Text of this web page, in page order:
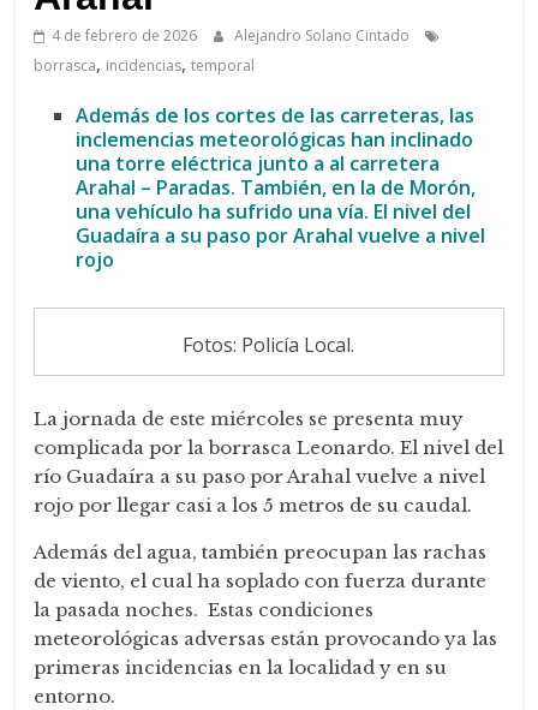
Arahal4 de febrero de 2026
Alejandro Solano Cintado
borrasca, incidencias,temporal
Además de los cortes de las carreteras, las
inclemencias meteorológicas han inclinado
una torre eléctrica junto a al carretera
Arahal – Paradas. También, en la de Morón,
una vehículo ha sufrido una vía. El nivel del
Guadaíra a su paso por Arahal vuelve a nivel
rojo
Fotos: Policía Local.
La jornada de este miércoles se presenta muy
complicada por la borrasca Leonardo. El nivel del
río Guadaíra a su paso por Arahal vuelve a nivel
rojo por llegar casi a los 5 metros de su caudal.
Además del agua, también preocupan las rachas
de viento, el cual ha soplado con fuerza durante
la pasada noches. Estas condiciones
meteorológicas adversas están provocando ya las
primeras incidencias en la localidad y en su
entorno.